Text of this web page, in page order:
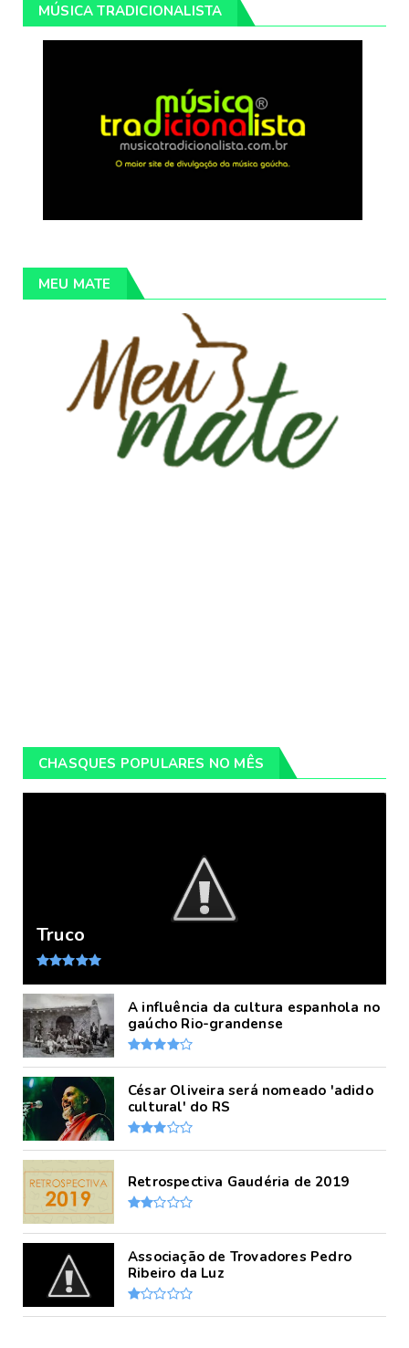
MÚSICA TRADICIONALISTA
MEU MATE
CHASQUES POPULARES NO MÊS
Truco
A influência da cultura espanhola no
gaúcho Rio-grandense
César Oliveira será nomeado 'adido
cultural' do RS
Retrospectiva Gaudéria de 2019
Associação de Trovadores Pedro
Ribeiro da Luz